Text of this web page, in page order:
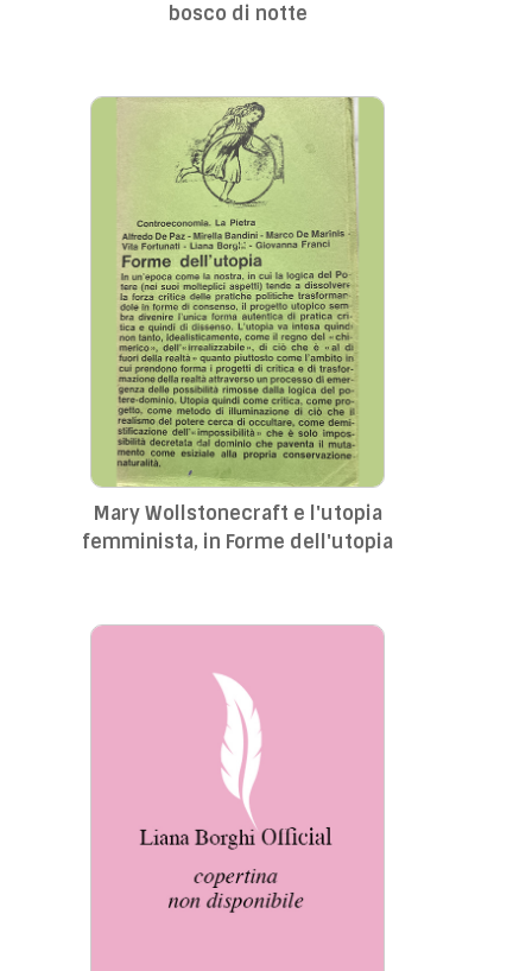
bosco di notte
Mary Wollstonecraft e l'utopia
femminista, in Forme dell'utopia